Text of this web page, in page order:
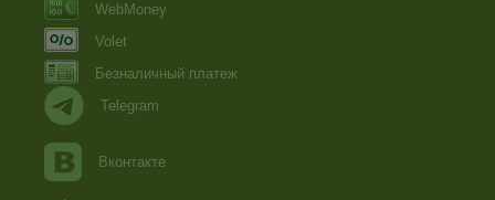
WebMoney
Volet
Безналичный платеж
Telegram
Вконтакте